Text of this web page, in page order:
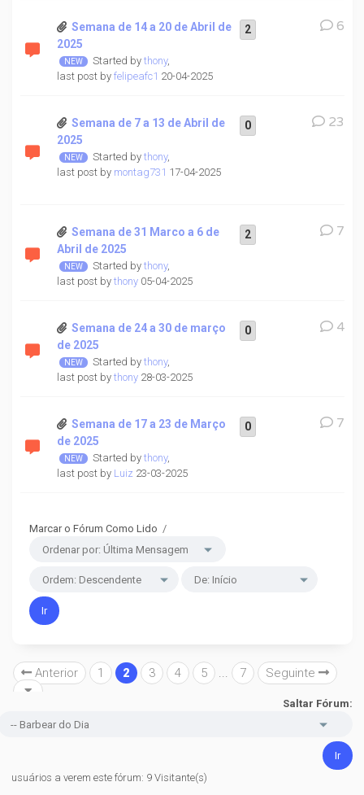
2
Semana de 14 a 20 de Abril de
2025
Started by thony,
last post by felipeafc1 20-04-2025
6
0
Semana de 7 a 13 de Abril de
2025
Started by thony,
last post by montag731 17-04-2025
23
2
Semana de 31 Marco a 6 de
Abril de 2025
Started by thony,
last post by thony05-04-2025
7
0
Semana de 24 a 30 de março
de 2025
Started by thony,
last post by thony28-03-2025
4
0
Semana de 17 a 23 de Março
de 2025
Started by thony,
last post by Luiz23-03-2025
7
Marcar o Fórum Como Lido /
Anterior 1 2 3 4 5 ... 7 Seguinte
Saltar Fórum:
usuários a verem este fórum: 9 Visitante(s)